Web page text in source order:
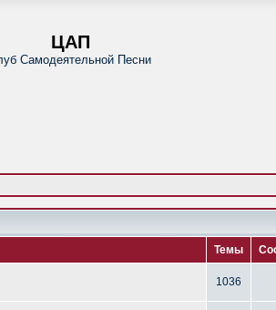
ЦАП
Самодеятельной Песни
Темы
1036